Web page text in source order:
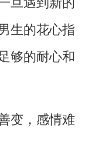
生的花心指
够的耐心和
变，感情难